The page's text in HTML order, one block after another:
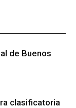
de Buenos
clasificatoria